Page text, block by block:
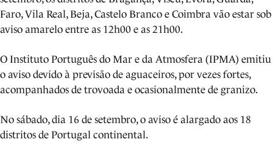
Faro, Vila Real, Beja, Castelo Branco e Coimbra vão estar sob
aviso amarelo entre as 12h00 e as 21h00.
O Instituto Português do Mar e da Atmosfera (IPMA) emitiu
o aviso devido à previsão de aguaceiros, por vezes fortes,
acompanhados de trovoada e ocasionalmente de granizo.
No sábado, dia 16 de setembro, o aviso é alargado aos 18
distritos de Portugal continental.